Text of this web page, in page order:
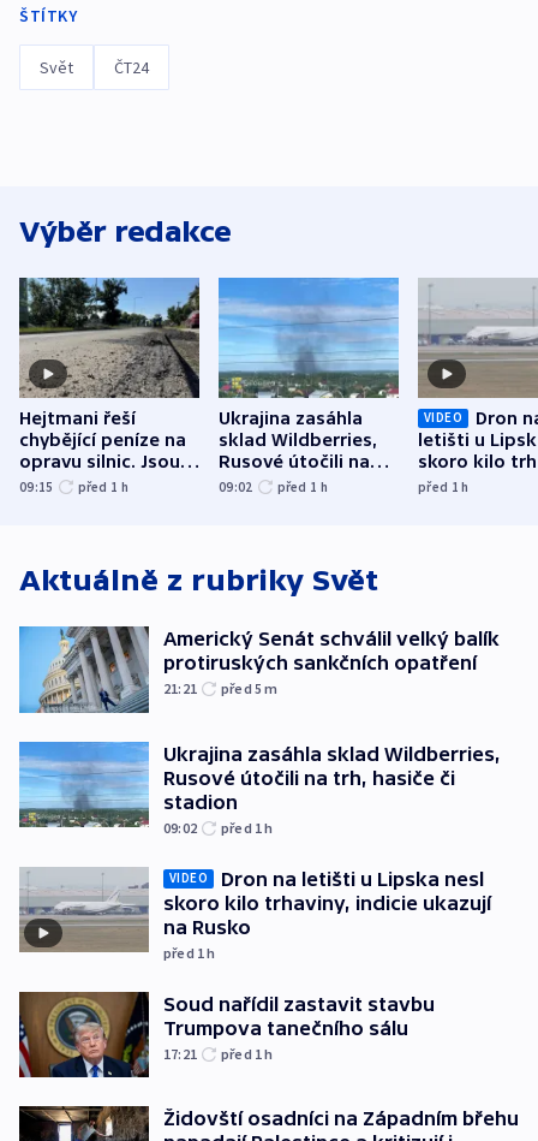
ŠTÍTKY
Svět ČT24
Výběr redakce
Hejtmani řeší
chybějící peníze na
opravu silnic. Jsou
nenárokové, namítá
09:15 před 1 h
Ukrajina zasáhla
sklad Wildberries,
Rusové útočili na
trh, hasiče či
09:02 před 1 h
VIDEO
Dron
letišti u
skoro kilo
indicie
před 1h
Aktuálně z rubriky Svět
Americký Senát schválil velký balík
protiruských sankčních opatření
21:21 před 5m
Ukrajina zasáhla sklad Wildberries,
Rusové útočili na trh, hasiče či
stadion
09:02 před 1h
VIDEO
Dron na letišti u Lipska nesl
skoro kilo trhaviny, indicie ukazují
na Rusko
před 1h
Soud nařídil zastavit stavbu
Trumpova tanečního sálu
17:21 před 1h
Židovští osadníci na Západním břehu